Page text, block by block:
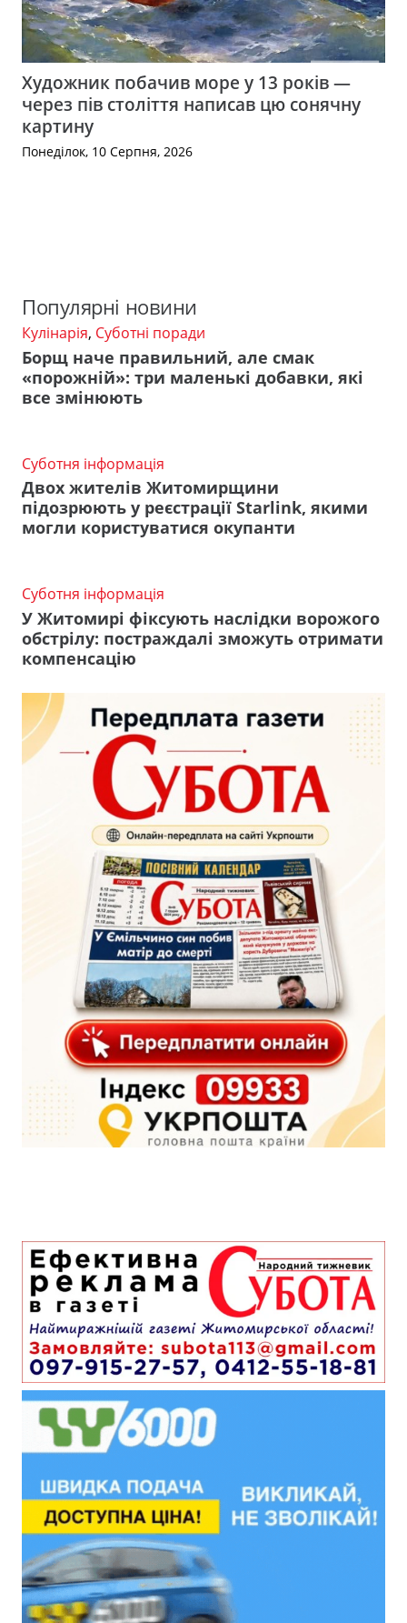
Художник побачив море у 13 років —
через пів століття написав цю сонячну
картину
Понеділок, 10 Серпня, 2026
Популярні новини
Кулінарія, Суботні поради
Борщ наче правильний, але смак
«порожній»: три маленькі добавки, які
все змінюють
Суботня інформація
Двох жителів Житомирщини
підозрюють у реєстрації Starlink, якими
могли користуватися окупанти
Суботня інформація
У Житомирі фіксують наслідки ворожого
обстрілу: постраждалі зможуть отримати
компенсацію